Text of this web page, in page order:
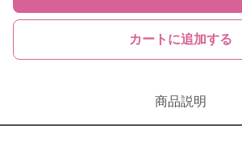
カートに追加する
商品説明